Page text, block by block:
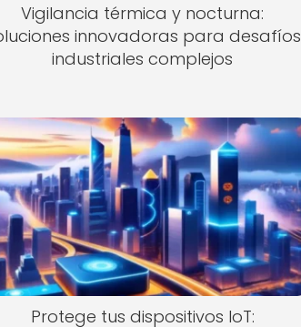
Vigilancia térmica y nocturna:
innovadoras para desafíos
industriales complejos
Protege tus dispositivos IoT: